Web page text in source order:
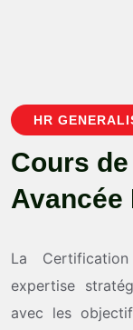
HR
Cours de
Avancée
La
expertise
avec les